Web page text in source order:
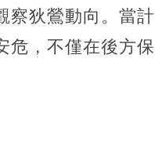
察狄鶯動向。當計
危，不僅在後方保